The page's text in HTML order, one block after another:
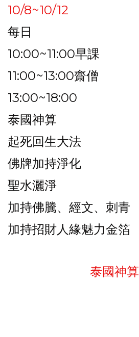
10/8~10/12
每日
10:00~11:00早課
11:00~13:00齋僧
13:00~18:00
泰國神算
起死回生大法
佛牌加持淨化
聖水灑淨
加持佛騰、經文、刺青
加持招財人緣魅力金箔
泰國神算